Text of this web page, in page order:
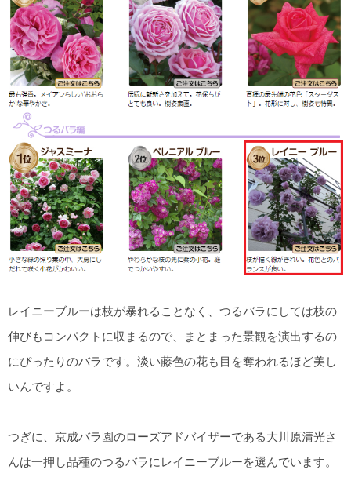
レイニーブルーは枝が暴れることなく、つるバラにしては枝の
伸びもコンパクトに収まるので、まとまった景観を演出するの
にぴったりのバラです。淡い藤色の花も目を奪われるほど美し
いんですよ。
つぎに、京成バラ園のローズアドバイザーである大川原清光さ
んは一押し品種のつるバラにレイニーブルーを選んでいます。